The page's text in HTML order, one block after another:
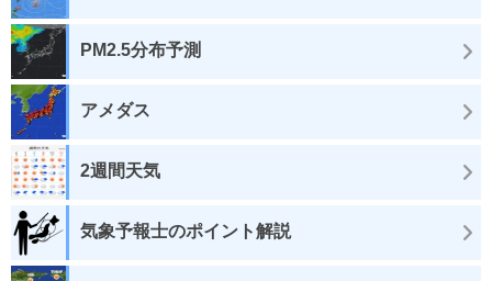
PM2.5分布予測
アメダス
2週間天気
気象予報士のポイント解説